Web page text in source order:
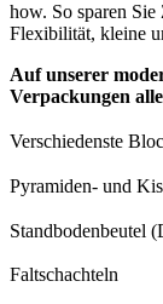
how. So sparen
Flexibilität, kleine
Auf unserer
Verpackungen
Verschiedenste
Pyramiden- und
Standbodenbeutel
Faltschachteln